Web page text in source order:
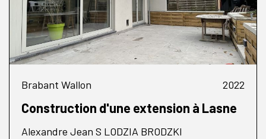
Brabant Wallon 2022
Construction d'une extension à Lasne
Alexandre Jean S LODZIA BRODZKI